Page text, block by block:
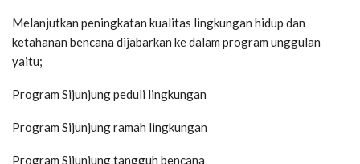
Melanjutkan peningkatan kualitas lingkungan hidup dan
ketahanan bencana dijabarkan ke dalam program unggulan
yaitu;
Program Sijunjung peduli lingkungan
Program Sijunjung ramah lingkungan
Program Sijunjung tangguh bencana